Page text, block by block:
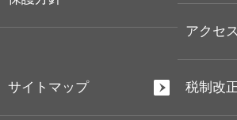
アクセス
サイトマップ 税制改